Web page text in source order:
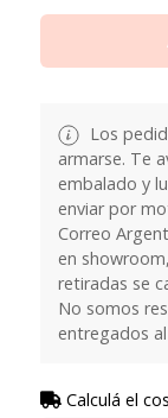
Los
armarse. Te
embalado y
enviar por
Correo
en
retiradas se
No somos
entregados
Calculá el